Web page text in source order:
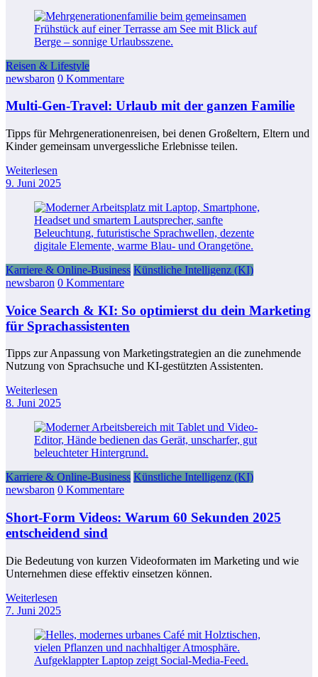
Reisen & Lifestyle
newsbaron 0 Kommentare
Multi-Gen-Travel: Urlaub mit der ganzen Familie
Tipps für Mehrgenerationenreisen, bei denen Großeltern, Eltern und
Kinder gemeinsam unvergessliche Erlebnisse teilen.
Weiterlesen
9. Juni 2025
Karriere & Online-Business Künstliche Intelligenz (KI)
newsbaron 0 Kommentare
Voice Search & KI: So optimierst du dein Marketing
für Sprachassistenten
Tipps zur Anpassung von Marketingstrategien an die zunehmende
Nutzung von Sprachsuche und KI-gestützten Assistenten.
Weiterlesen
8. Juni 2025
Karriere & Online-Business Künstliche Intelligenz (KI)
newsbaron 0 Kommentare
Short-Form Videos: Warum 60 Sekunden 2025
entscheidend sind
Die Bedeutung von kurzen Videoformaten im Marketing und wie
Unternehmen diese effektiv einsetzen können.
Weiterlesen
7. Juni 2025